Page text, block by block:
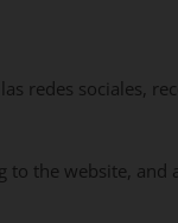
redes sociales,
the website,